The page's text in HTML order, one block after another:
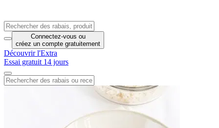
Connectez-vous ou
créez un compte gratuitement
Découvrir l'Extra
Essai gratuit 14 jours